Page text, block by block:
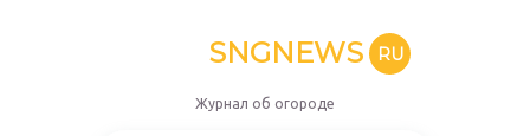
SNGNEWS RU
Журнал об огороде